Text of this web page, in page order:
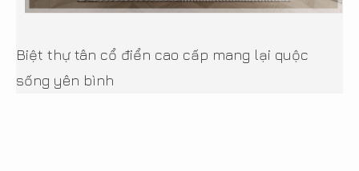
Biệt thự tân cổ điển cao cấp mang lại quộc
sống yên bình